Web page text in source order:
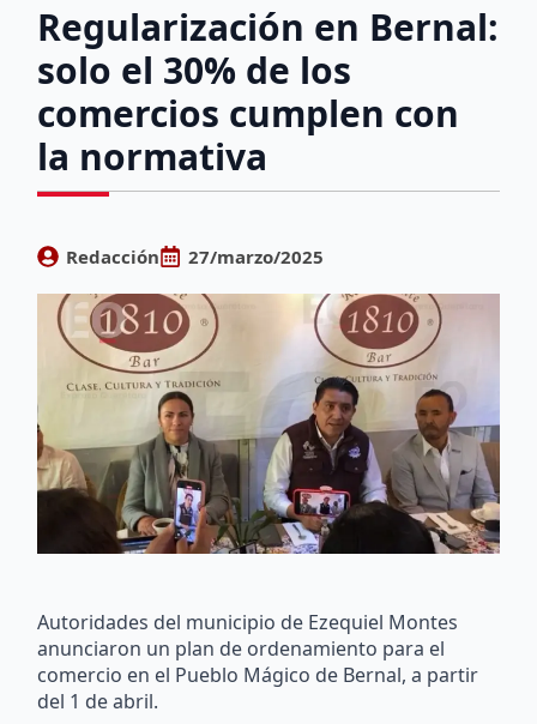
Regularización en Bernal:
solo el 30% de los
comercios cumplen con
la normativa
Redacción 27/marzo/2025
Autoridades del municipio de Ezequiel Montes
anunciaron un plan de ordenamiento para el
comercio en el Pueblo Mágico de Bernal, a partir
del 1 de abril.